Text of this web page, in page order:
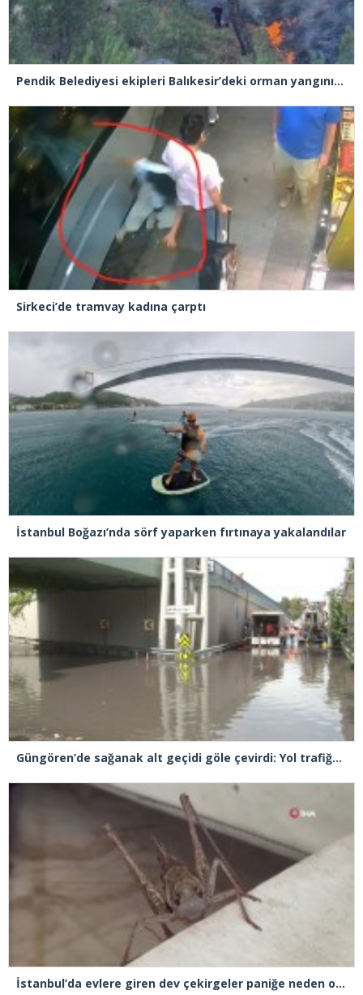
Pendik Belediyesi ekipleri Balıkesir’deki orman yangınına müdahale ediyor
Sirkeci’de tramvay kadına çarptı
İstanbul Boğazı’nda sörf yaparken fırtınaya yakalandılar
Güngören’de sağanak alt geçidi göle çevirdi: Yol trafiğe kapatıldı
İstanbul’da evlere giren dev çekirgeler paniğe neden oldu